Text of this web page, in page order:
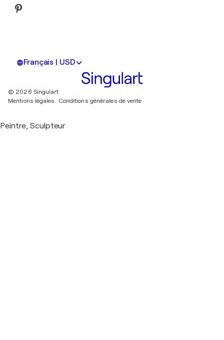
Français | USD
© 2026 Singulart
Mentions légales. Conditions générales de vente
Peintre, Sculpteur